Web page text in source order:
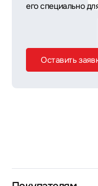
его специально
Оставить